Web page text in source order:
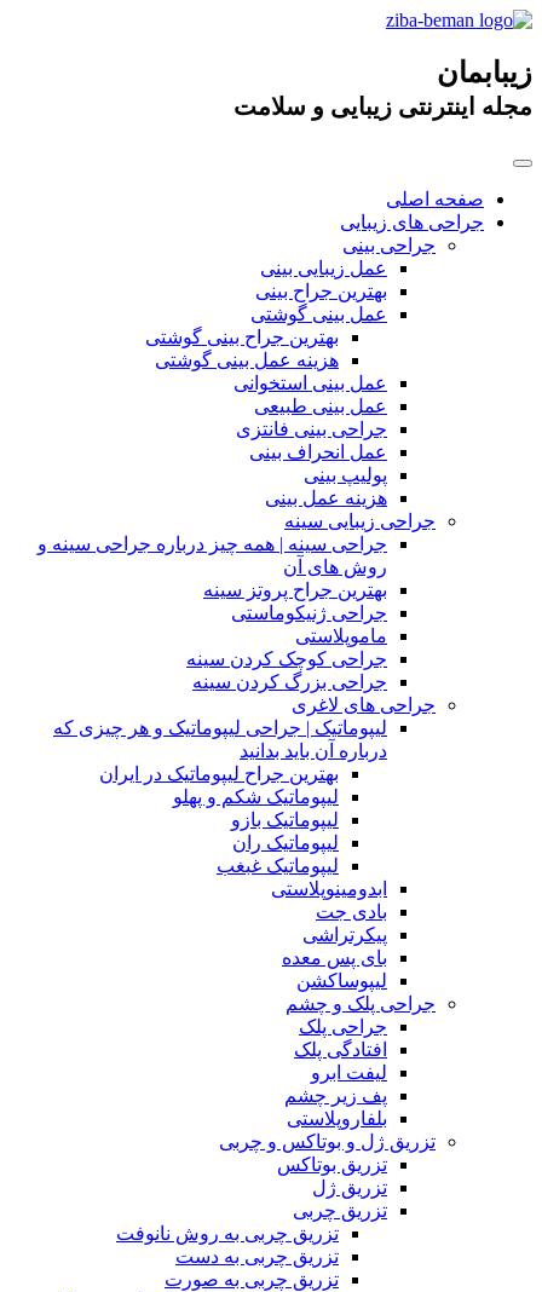
زیبابمان
مجله اینترنتی زیبایی و سلامت
صفحه اصلی
جراحی های زیبایی
جراحی بینی
عمل زیبایی بینی
بهترین جراح بینی
عمل بینی گوشتی
بهترین جراح بینی گوشتی
هزینه عمل بینی گوشتی
عمل بینی استخوانی
عمل بینی طبیعی
جراحی بینی فانتزی
عمل انحراف بینی
پولیپ بینی
هزینه عمل بینی
جراحی زیبایی سینه
جراحی سینه | همه چیز درباره جراحی سینه و
روش های آن
بهترین جراح پروتز سینه
جراحی ژنیکوماستی
ماموپلاستی
جراحی کوچک کردن سینه
جراحی بزرگ کردن سینه
جراحی های لاغری
لیپوماتیک | جراحی لیپوماتیک و هر چیزی که
درباره آن باید بدانید
بهترین جراح لیپوماتیک در ایران
لیپوماتیک شکم و پهلو
لیپوماتیک بازو
لیپوماتیک ران
لیپوماتیک غبغب
ابدومینوپلاستی
بادی‌ جت
پیکرتراشی
بای پس معده
لیپوساکشن
جراحی پلک و چشم
جراحی پلک
افتادگی پلک
لیفت ابرو
پف زیر چشم
بلفاروپلاستی
تزریق ژل و بوتاکس و چربی
تزریق بوتاکس
تزریق ژل
تزریق چربی
تزریق چربی به روش نانوفت
تزریق چربی به دست
تزریق چربی به صورت